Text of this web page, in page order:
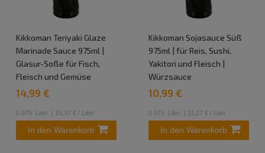
Kikkoman Teriyaki Glaze
Marinade Sauce 975ml |
Glasur-Soße für Fisch,
Fleisch und Gemüse
14,99 €
0.975 Liter | 15,37 € / Liter
In den Warenkorb
Kikkoman Sojasauce Süß
975ml | für Reis, Sushi,
Yakitori und Fleisch |
Würzsauce
10,99 €
0.975 Liter | 11,27 € / Liter
In den Warenkorb